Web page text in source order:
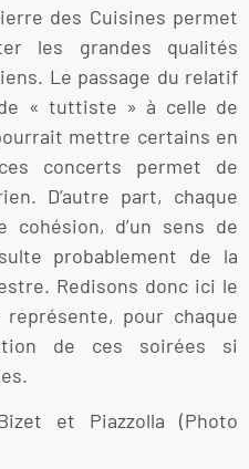
des Cuisines permet
les grandes qualités
Le passage du relatif
« tuttiste » à celle de
mettre certains en
concerts permet de
D’autre part, chaque
cohésion, d’un sens de
probablement de la
Redisons donc ici le
pour chaque
de ces soirées si
et Piazzolla (Photo